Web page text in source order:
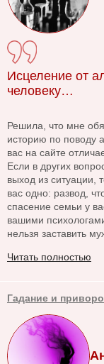
Исцеление от
человеку…
Решила, что мне
историю по поводу
вас на сайте
Если в других
выход из ситуации,
вас одно: развод,
спасение семьи у
вашими
нельзя заставить
Читать полностью
Гадание и